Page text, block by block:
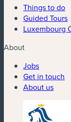
Things to do
Guided Tours
Luxembourg
About
Jobs
Get in touch
About us